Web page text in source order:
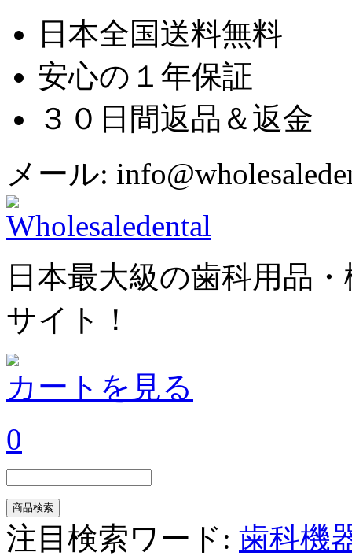
日本全国送料無料
安心の１年保証
３０日間返品＆返金
メール:
日本最大級の歯科用品
サイト！
カートを見る
0
注目検索ワード: 歯科機